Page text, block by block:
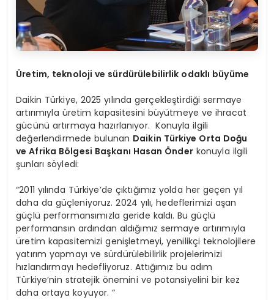
Üretim, teknoloji ve sürdürülebilirlik odaklı büyüme
Daikin Türkiye, 2025 yılında gerçekleştirdiği sermaye
artırımıyla üretim kapasitesini büyütmeye ve ihracat
gücünü artırmaya hazırlanıyor. Konuyla ilgili
değerlendirmede bulunan Daikin Türkiye Orta Doğu
ve Afrika Bölgesi Başkanı Hasan Önderkonuyla ilgili
şunları söyledi:
“2011 yılında Türkiye’de çıktığımız yolda her geçen yıl
daha da güçleniyoruz. 2024 yılı, hedeflerimizi aşan
güçlü performansımızla geride kaldı. Bu güçlü
performansın ardından aldığımız sermaye artırımıyla
üretim kapasitemizi genişletmeyi, yenilikçi teknolojilere
yatırım yapmayı ve sürdürülebilirlik projelerimizi
hızlandırmayı hedefliyoruz. Attığımız bu adım
Türkiye’nin stratejik önemini ve potansiyelini bir kez
daha ortaya koyuyor. “